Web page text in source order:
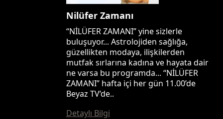
Nilüfer Zamanı
“NİLÜFER ZAMANI” yine sizlerle
buluşuyor... Astrolojiden sağlığa,
güzellikten modaya, ilişkilerden
mutfak sırlarına kadına ve hayata dair
ne varsa bu programda... “NİLÜFER
ZAMANI” hafta içi her gün 11.00’de
Beyaz TV’de..
Detaylı Bilgi